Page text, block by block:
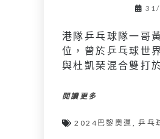
港隊乒乓球隊一哥
位，曾於乒乓球世
與杜凱琹混合雙打
閱讀更多
2024巴黎奧運 ,乒乓